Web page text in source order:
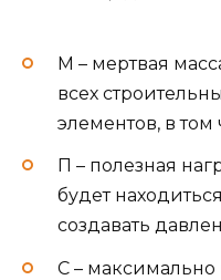
М – мертвая
всех
элементов, в
П – полезная
будет
создавать
С –